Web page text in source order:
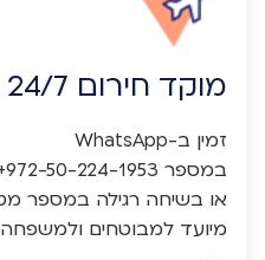
מוקד חירום 24/7
מיועד למבוטחים ולמשפחה